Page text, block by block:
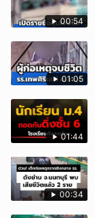
00:54
01:05
01:44
00:34